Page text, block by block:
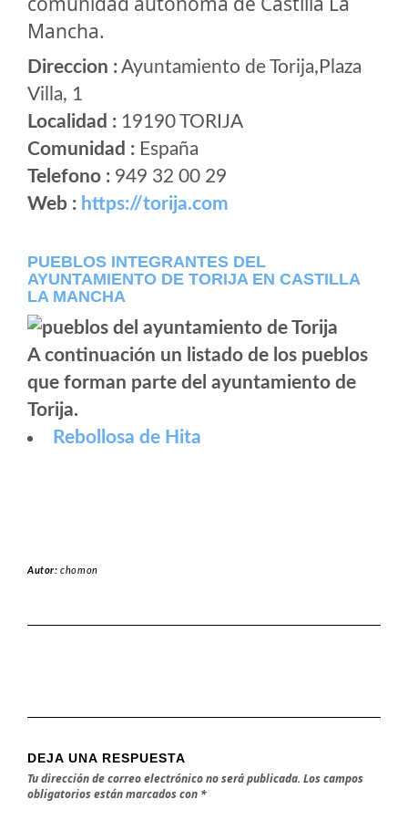
Mancha.
Direccion :Ayuntamiento de Torija,Plaza
Villa, 1
Localidad : 19190 TORIJA
Comunidad : España
Telefono : 949 32 00 29
Web : https://torija.com
PUEBLOS INTEGRANTES DEL
AYUNTAMIENTO DE TORIJA EN CASTILLA
LA MANCHA
A continuación un listado de los pueblos
que forman parte del ayuntamiento de
Torija.
Rebollosa de Hita
Autor:chomon
DEJA UNA RESPUESTA
Tu dirección de correo electrónico no será publicada. Los campos
obligatorios están marcados con *